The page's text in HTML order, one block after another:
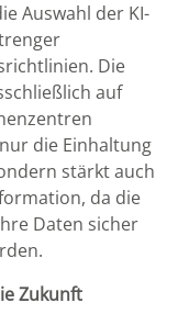
Auswahl der KI-
Die
auf
die Einhaltung
stärkt auch
da die
Daten sicher
Zukunft